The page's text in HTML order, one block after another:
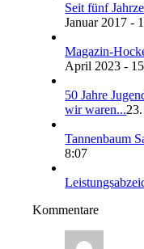
Seit fünf
Januar 2017 -
Magazin-
April 2023 -
50 Jahre
wir waren...
Tannenbaum
8:07
Kommentare